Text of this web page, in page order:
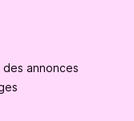
annonces